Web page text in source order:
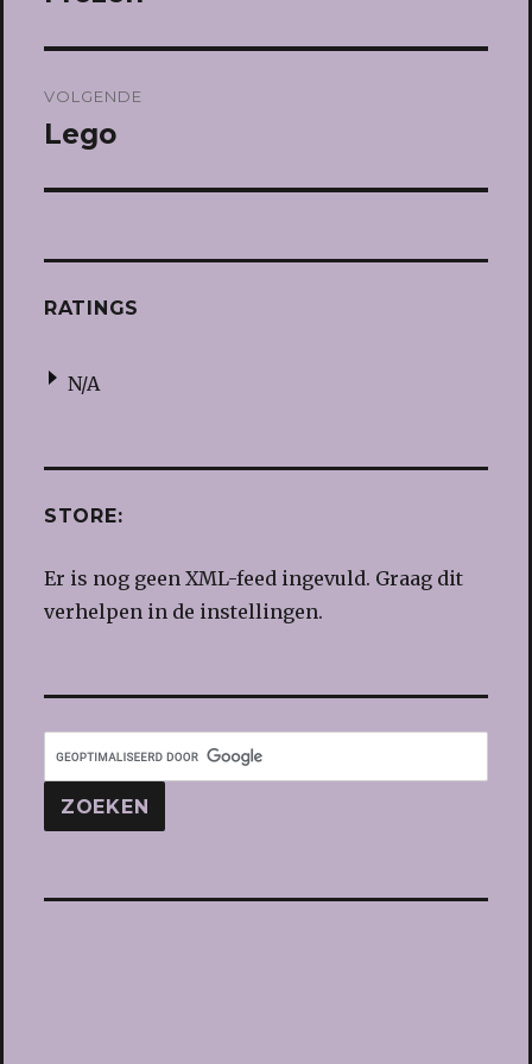
VOLGENDE
Volgend
Lego
RATINGS
N/A
STORE:
Er is nog geen XML-feed ingevuld. Graag dit
verhelpen in de instellingen.